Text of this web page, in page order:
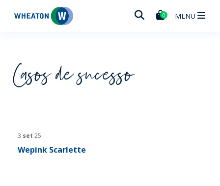
Wheaton 0 MENU
Casos de sucesso
3 set 25
Wepink Scarlette